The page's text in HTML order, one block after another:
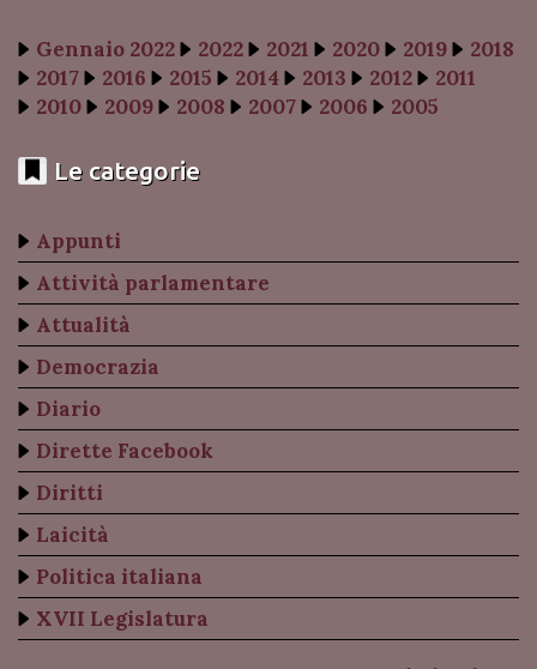
Gennaio 2022 2022 2021 2020 2019
2018
2017
2016 2015 2014 2013 2012
2011
2010
2009 2008 2007 2006 2005
Le categorie
Appunti
Attività parlamentare
Attualità
Democrazia
Diario
Dirette Facebook
Diritti
Laicità
Politica italiana
XVII Legislatura